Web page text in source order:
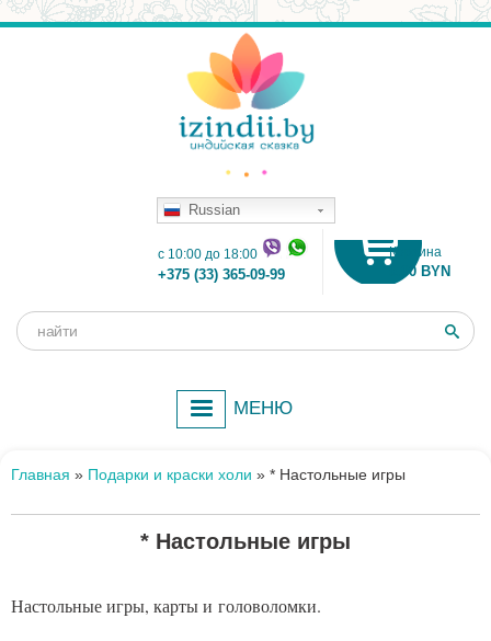
Russian
Корзина
0.00 BYN
c 10:00 до 18:00
+375 (33) 365-09-99
Форма
Поиск
МЕНЮ
Главная » Подарки и краски холи » * Настольные игры
* Настольные игры
Настольные игры, карты и головоломки.